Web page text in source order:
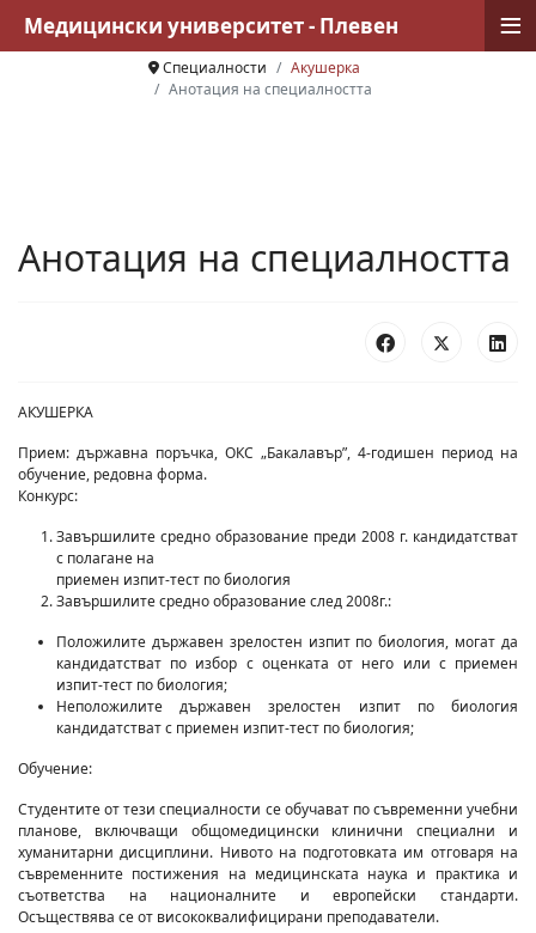
Специалности
Акушерка
Анотация на специалността
Анотация на специалността
АКУШЕРКА
Прием: държавна поръчка, ОКС „Бакалавър”, 4-годишен период на
обучение, редовна форма.
Конкурс:
Завършилите средно образование преди 2008 г. кандидатстват
с полагане на
приемен изпит-тест по биология
Завършилите средно образование след 2008г.:
Положилите държавен зрелостен изпит по биология, могат да
кандидатстват по избор с оценката от него или с приемен
изпит-тест по биология;
Неположилите държавен зрелостен изпит по биология
кандидатстват с приемен изпит-тест по биология;
Обучение:
Студентите от тези специалности се обучават по съвременни учебни
планове, включващи общомедицински клинични специални и
хуманитарни дисциплини. Нивото на подготовката им отговаря на
съвременните постижения на медицинската наука и практика и
съответства на националните и европейски стандарти.
Осъществява се от висококвалифицирани преподаватели.
Медицински университет - Плевен ≡